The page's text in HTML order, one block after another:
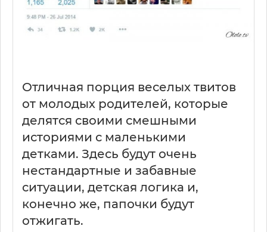
Отличная порция веселых твитов
от молодых родителей, которые
делятся своими смешными
историями с маленькими
детками. Здесь будут очень
нестандартные и забавные
ситуации, детская логика и,
конечно же, папочки будут
отжигать.